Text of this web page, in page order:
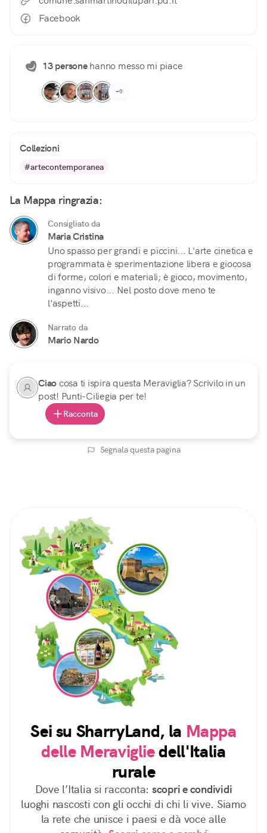
Facebook
13 personehanno messo mi piace
+9
Collezioni
#artecontemporanea
La Mappa ringrazia:
Consigliato da
Maria Cristina
Uno spasso per grandi e piccini... L'arte cinetica e
programmata è sperimentazione libera e giocosa
di forme, colori e materiali; è gioco, movimento,
inganno visivo... Nel posto dove meno te
l'aspetti...
Narrato da
Mario Nardo
Ciaocosa ti ispira questa Meraviglia? Scrivilo in un
post! Punti-Ciliegia per te!
Racconta
Segnala questa pagina
Sei su SharryLand, la Mappa
delle Meravigliedell'Italia
rurale
Dove l’Italia si racconta: scopri e condividi
luoghi nascosti con gli occhi di chi li vive. Siamo
la rete che unisce i paesi e dà voce alle